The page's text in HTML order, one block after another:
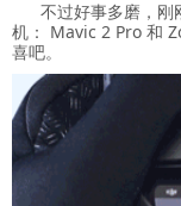
不过好事多磨，刚
机： Mavic 2 Pro 和
喜吧。